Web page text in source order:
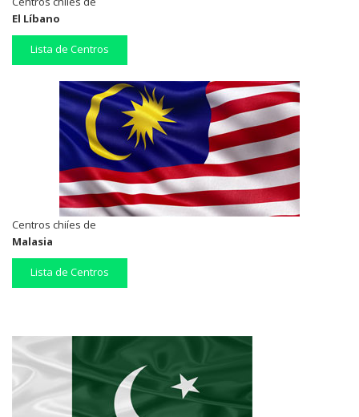
El Líbano
Lista de Centros
Centros chiíes de
Malasia
Lista de Centros